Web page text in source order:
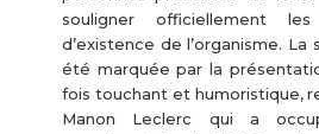
souligner officiellement
d’existence de l’organisme.
été marquée par la
fois touchant et humoristique,
Manon Leclerc qui a